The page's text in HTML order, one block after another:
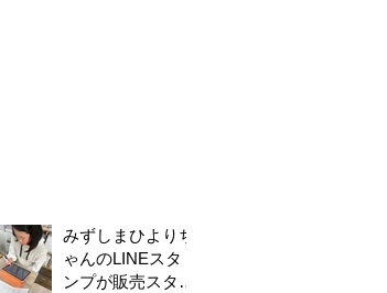
みずしまひよりち
ゃんのLINEスタ
ンプが販売スター